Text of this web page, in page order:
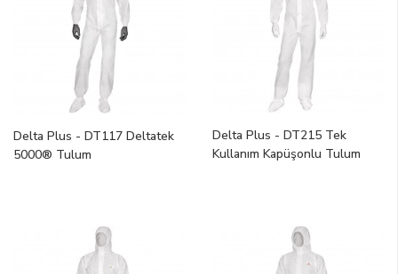
Delta Plus - DT117 Deltatek
5000® Tulum
Delta Plus - DT215 Tek
Kullanım Kapüşonlu Tulum